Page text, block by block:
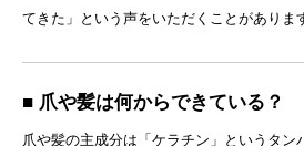
てきた」という声をいただくことがありま
■ 爪や髪は何からできている？
爪や髪の主成分は「ケラチン」というタン